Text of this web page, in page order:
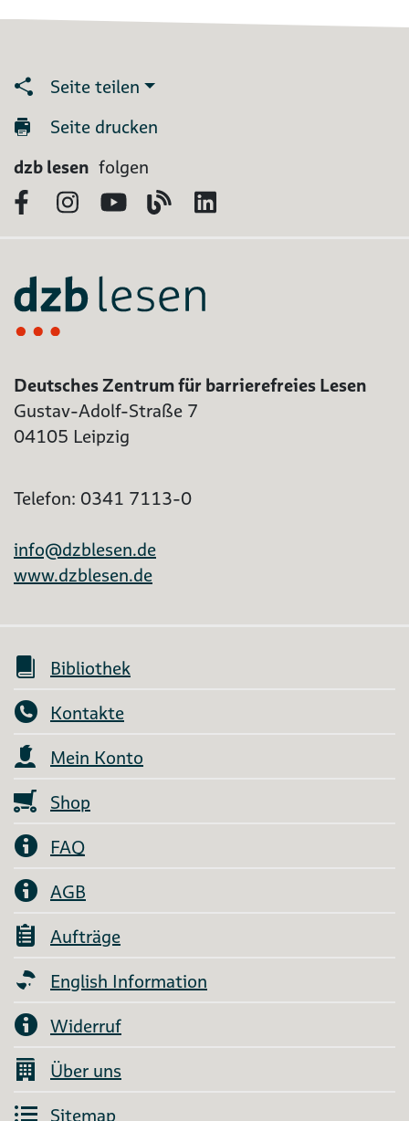
Seite teilen
Seite drucken
dzb lesen folgen
FacebookInstagram
YouTubeBlog
Deutsches Zentrum für barrierefreies Lesen
Gustav-Adolf-Straße 7
04105 Leipzig
Telefon: 0341 7113-0
info@dzblesen.de
www.dzblesen.de
Bibliothek
Kontakte
Mein Konto
Shop
FAQ
AGB
Aufträge
English Information
Widerruf
Über uns
Sitemap